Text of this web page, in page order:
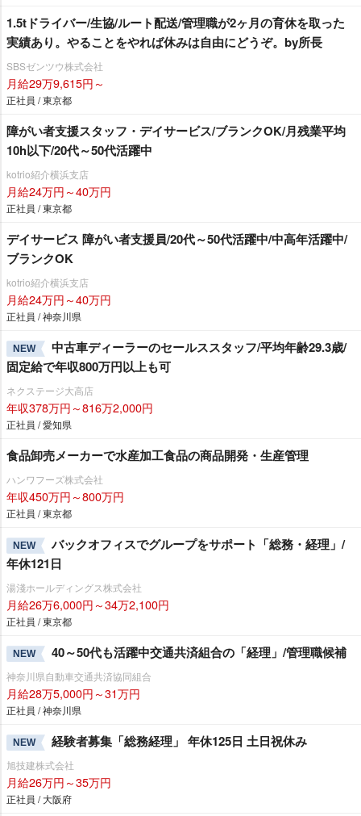
1.5tドライバー/生協/ルート配送/管理職が2ヶ月の育休を取った
実績あり。やることをやれば休みは自由にどうぞ。by所長
SBSゼンツウ株式会社
月給29万9,615円～
正社員 / 東京都
障がい者支援スタッフ・デイサービス/ブランクOK/月残業平均
10h以下/20代～50代活躍中
kotrio紹介横浜支店
月給24万円～40万円
正社員 / 東京都
デイサービス 障がい者支援員/20代～50代活躍中/中高年活躍中/
ブランクOK
kotrio紹介横浜支店
月給24万円～40万円
正社員 / 神奈川県
NEW
中古車ディーラーのセールススタッフ/平均年齢29.3歳/
固定給で年収800万円以上も可
ネクステージ大高店
年収378万円～816万2,000円
正社員 / 愛知県
食品卸売メーカーで水産加工食品の商品開発・生産管理
ハンワフーズ株式会社
年収450万円～800万円
正社員 / 東京都
NEW
バックオフィスでグループをサポート「総務・経理」/
年休121日
湯淺ホールディングス株式会社
月給26万6,000円～34万2,100円
正社員 / 東京都
NEW 40～50代も活躍中交通共済組合の「経理」/管理職候補
神奈川県自動車交通共済協同組合
月給28万5,000円～31万円
正社員 / 神奈川県
NEW 経験者募集「総務経理」 年休125日 土日祝休み
旭技建株式会社
月給26万円～35万円
正社員 / 大阪府